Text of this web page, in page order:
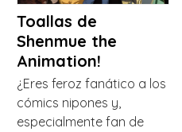
Toallas de
Shenmue the
Animation!
¿Eres feroz fanático a los
cómics nipones y,
especialmente fan de